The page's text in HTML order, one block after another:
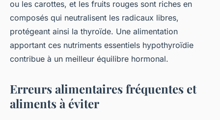
ou les carottes, et les fruits rouges sont riches en
composés qui neutralisent les radicaux libres,
protégeant ainsi la thyroïde. Une alimentation
apportant ces nutriments essentiels hypothyroïdie
contribue à un meilleur équilibre hormonal.
Erreurs alimentaires fréquentes et
aliments à éviter